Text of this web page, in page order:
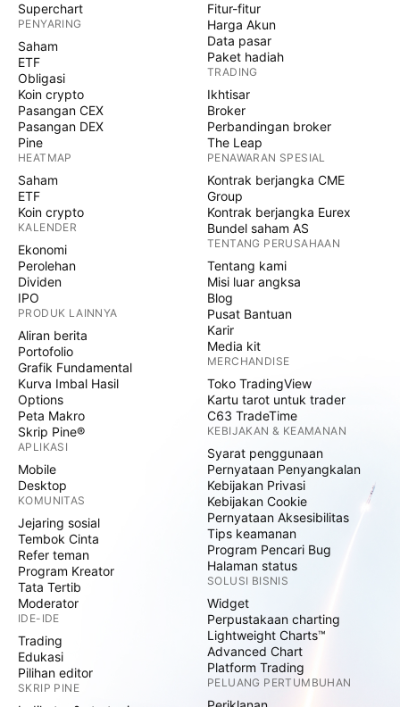
Superchart
PENYARING
Saham
ETF
Obligasi
Koin crypto
Pasangan CEX
Pasangan DEX
Pine
HEATMAP
Saham
ETF
Koin crypto
KALENDER
Ekonomi
Perolehan
Dividen
IPO
PRODUK LAINNYA
Aliran berita
Portofolio
Grafik Fundamental
Kurva Imbal Hasil
Options
Peta Makro
Skrip Pine®
APLIKASI
Mobile
Desktop
KOMUNITAS
Jejaring sosial
Tembok Cinta
Refer teman
Program Kreator
Tata Tertib
Moderator
IDE-IDE
Trading
Edukasi
Pilihan editor
SKRIP PINE
Fitur-fitur
Harga Akun
Data pasar
Paket hadiah
TRADING
Ikhtisar
Broker
Perbandingan broker
The Leap
PENAWARAN SPESIAL
Kontrak berjangka CME
Group
Kontrak berjangka Eurex
Bundel saham AS
TENTANG PERUSAHAAN
Tentang kami
Misi luar angksa
Blog
Pusat Bantuan
Karir
Media kit
MERCHANDISE
Toko TradingView
Kartu tarot untuk trader
C63 TradeTime
KEBIJAKAN & KEAMANAN
Syarat penggunaan
Pernyataan Penyangkalan
Kebijakan Privasi
Kebijakan Cookie
Pernyataan Aksesibilitas
Tips keamanan
Program Pencari Bug
Halaman status
SOLUSI BISNIS
Widget
Perpustakaan charting
Lightweight Charts™
Advanced Chart
Platform Trading
PELUANG PERTUMBUHAN